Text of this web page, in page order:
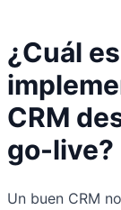
¿Cuál
CRM
go-live?
Un buen CRM